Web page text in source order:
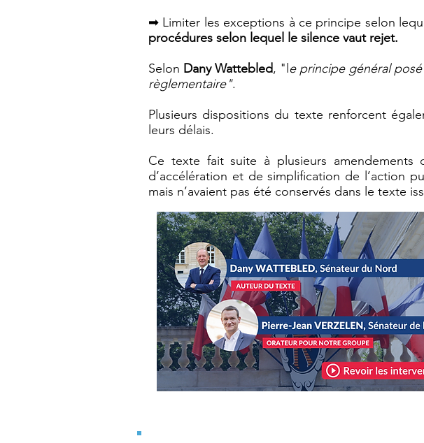
➡ Limiter les exceptions à ce principe selon
procédures selon lequel le silence vaut rejet.
Selon Dany Wattebled, "l e principe général
règlementaire".
Plusieurs dispositions du texte renforcent
leurs délais.
Ce texte fait suite à plusieurs amendements
d’accélération et de simplification de l’action
mais n’avaient pas été conservés dans le texte